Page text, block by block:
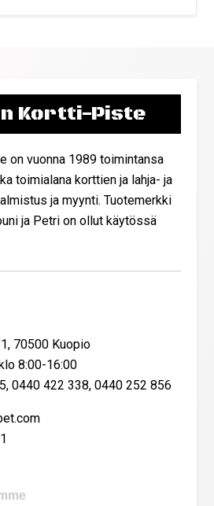
Kortti-Piste
on vuonna 1989 toimintansa
toimialana korttien ja lahja- ja
ja myynti. Tuotemerkki
ja Petri on ollut käytössä
70500 Kuopio
8:00-16:00
0440 422 338, 0440 252 856